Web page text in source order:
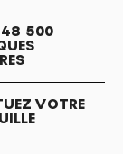
48 500
VOTRE